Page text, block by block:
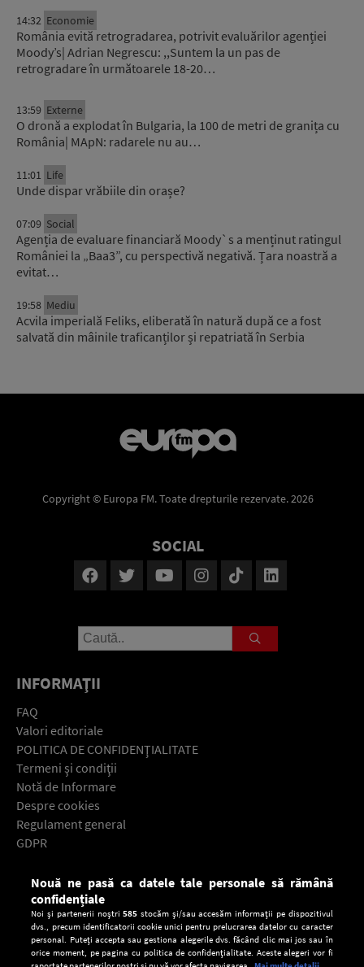
14:32 Economie
România evită retrogradarea, potrivit evaluărilor agenției
Moody’s| Adrian Negrescu: ,,Suntem la un pas de
retrogradare în următoarele 18-20…
13:59 Externe
O dronă a explodat în Bulgaria, la 100 de metri de granița cu
România| MApN: radarele nu au…
11:01 Life
Unde dispar vrăbiile din orașe?
07:09 Social
Agenția de evaluare financiară Moody`s a menținut ratingul
României la „Baa3”, cu perspectivă negativă. Țara noastră a
evitat…
19:58 Mediu
Acvila imperială Feliks, eliberată în natură după ce a fost
salvată din mâinile traficanților și repatriată în Serbia
Copyright © Europa FM. Toate drepturile rezervate. 2026
SOCIAL
INFORMAŢII
FAQ
Valori editoriale
POLITICA DE CONFIDENŢIALITATE
Termeni şi condiţii
Notă de Informare
Despre cookies
Regulament general
GDPR
Descarcă gratuit aplicaţia Europa FM pentru smartphone:
Nouă ne pasă ca datele tale personale să rămână
confidențiale
Noi și partenerii noștri585 stocăm și/sau accesăm informații pe dispozitivul
dvs., precum identificatorii cookie unici pentru prelucrarea datelor cu caracter
personal. Puteți accepta sau gestiona alegerile dvs. făcând clic mai jos sau în
orice moment, pe pagina cu politica de confidențialitate. Aceste alegeri vor fi